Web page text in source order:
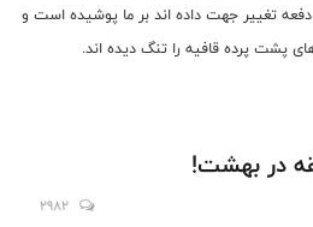
تغییر جهت داده اند بر ما پوشیده است و
پشت پرده قافیه را تنگ دیده اند.
در بهشت!
2982